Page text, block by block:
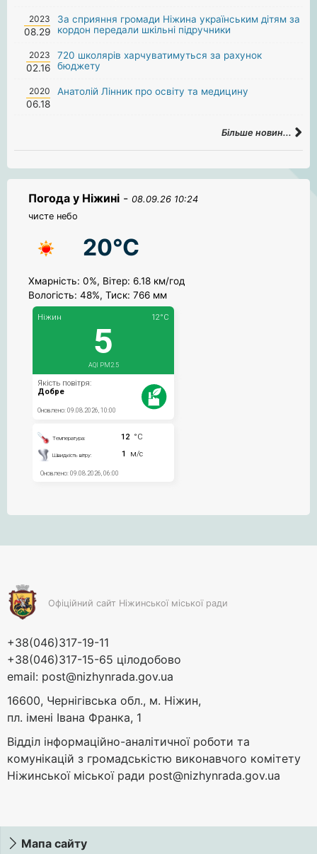
2023
08.29
За сприяння громади Ніжина українським дітям за
кордон передали шкільні підручники
2023
02.16
720 школярів харчуватимуться за рахунок
бюджету
2020
06.18
Анатолій Лінник про освіту та медицину
Більше новин...
Погода у Ніжині - 08.09.26 10:24
чисте небо
20°C
Хмарність: 0%, Вітер: 6.18 км/год
Вологість: 48%, Тиск: 766 мм
Офіційний сайт Ніжинської міської ради
+38(046)317-19-11
+38(046)317-15-65 цілодобово
email: post@nizhynrada.gov.ua
16600, Чернігівська обл., м. Ніжин,
пл. імені Івана Франка, 1
Відділ інформаційно-аналітичної роботи та
комунікацій з громадськістю виконавчого комітету
Ніжинської міської ради post@nizhynrada.gov.ua
Мапа сайту